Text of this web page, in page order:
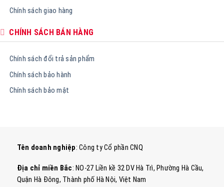
Chính sách giao hàng
CHÍNH SÁCH BÁN HÀNG
Chính sách đổi trả sản phẩm
Chính sách bảo hành
Chính sách bảo mật
Tên doanh nghiệp: Công ty Cổ phần CNQ
Địa chỉ miền Bắc: NO-27 Liền kề 32 DV Hà Trì, Phường Hà Cầu,
Quận Hà Đông, Thành phố Hà Nội, Việt Nam